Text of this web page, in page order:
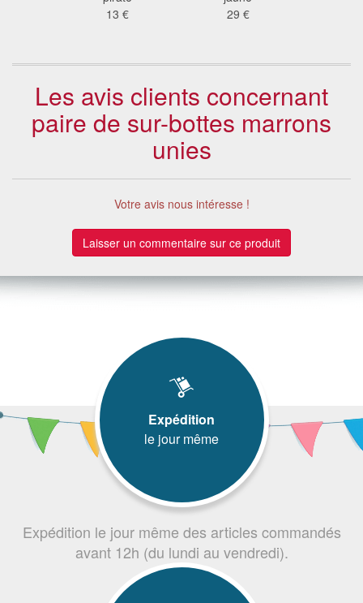
13 €
29 €
Les avis clients concernant
paire de sur-bottes marrons
unies
Votre avis nous intéresse !
Laisser un commentaire sur ce produit
Expédition
le jour même
Expédition le jour même des articles commandés
avant 12h (du lundi au vendredi).